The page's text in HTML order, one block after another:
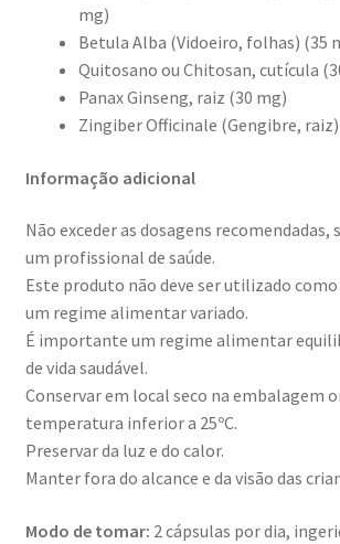
mg)
Betula Alba (Vidoeiro, folhas) (35
Quitosano ou Chitosan, cutícula
Panax Ginseng, raiz (30 mg)
Zingiber Officinale (Gengibre,
Informação adicional
Não exceder as dosagens recomendadas,
um profissional de saúde.
Este produto não deve ser utilizado
um regime alimentar variado.
É importante um regime alimentar
de vida saudável.
Conservar em local seco na embalagem
temperatura inferior a 25ºC.
Preservar da luz e do calor.
Manter fora do alcance e da visão das
Modo de tomar: 2 cápsulas por dia,